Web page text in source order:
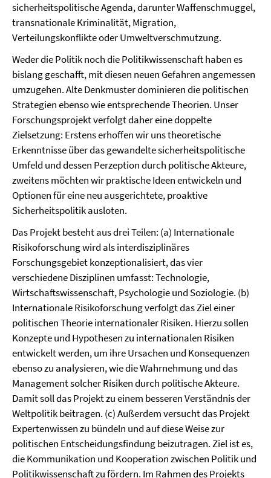
sicherheitspolitische Agenda, darunter Waffenschmuggel,
transnationale Kriminalität, Migration,
Verteilungskonflikte oder Umweltverschmutzung.
Weder die Politik noch die Politikwissenschaft haben es
bislang geschafft, mit diesen neuen Gefahren angemessen
umzugehen. Alte Denkmuster dominieren die politischen
Strategien ebenso wie entsprechende Theorien. Unser
Forschungsprojekt verfolgt daher eine doppelte
Zielsetzung: Erstens erhoffen wir uns theoretische
Erkenntnisse über das gewandelte sicherheitspolitische
Umfeld und dessen Perzeption durch politische Akteure,
zweitens möchten wir praktische Ideen entwickeln und
Optionen für eine neu ausgerichtete, proaktive
Sicherheitspolitik ausloten.
Das Projekt besteht aus drei Teilen: (a) Internationale
Risikoforschung wird als interdisziplinäres
Forschungsgebiet konzeptionalisiert, das vier
verschiedene Disziplinen umfasst: Technologie,
Wirtschaftswissenschaft, Psychologie und Soziologie. (b)
Internationale Risikoforschung verfolgt das Ziel einer
politischen Theorie internationaler Risiken. Hierzu sollen
Konzepte und Hypothesen zu internationalen Risiken
entwickelt werden, um ihre Ursachen und Konsequenzen
ebenso zu analysieren, wie die Wahrnehmung und das
Management solcher Risiken durch politische Akteure.
Damit soll das Projekt zu einem besseren Verständnis der
Weltpolitik beitragen. (c) Außerdem versucht das Projekt
Expertenwissen zu bündeln und auf diese Weise zur
politischen Entscheidungsfindung beizutragen. Ziel ist es,
die Kommunikation und Kooperation zwischen Politik und
Politikwissenschaft zu fördern. Im Rahmen des Projekts